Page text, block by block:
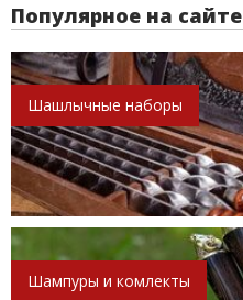
Популярное на сайте
Шашлычные наборы
Шампуры и комлекты